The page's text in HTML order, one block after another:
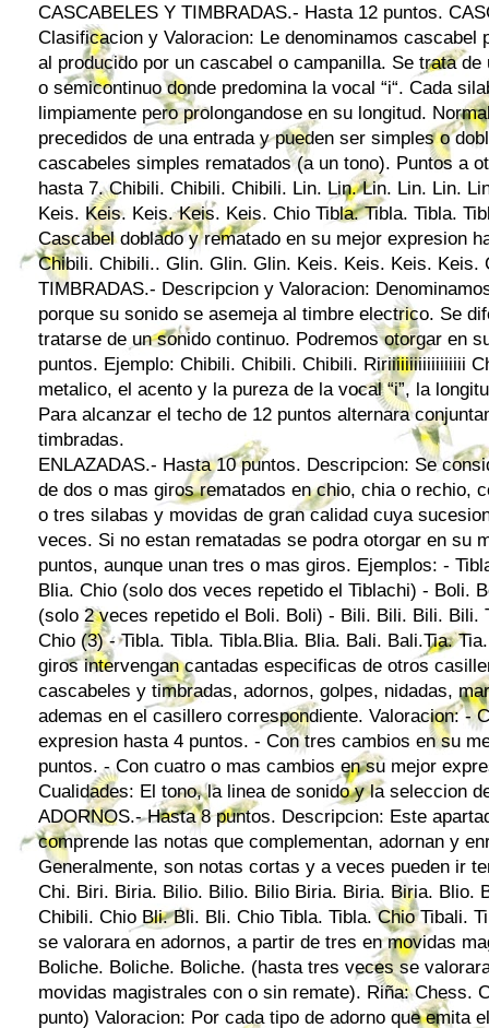
CASCABELES Y TIMBRADAS.- Hasta 12 puntos.
Clasificacion y Valoracion: Le denominamos cascabel
al producido por un cascabel o campanilla. Se trata
o semicontinuo donde predomina la vocal “i“. Cada
limpiamente pero prolongandose en su longitud.
precedidos de una entrada y pueden ser simples o
cascabeles simples rematados (a un tono). Puntos a
hasta 7. Chibili. Chibili. Chibili. Lin. Lin. Lin. Lin. Lin.
Keis. Keis. Keis. Keis. Keis. Chio Tibla. Tibla. Tibla.
Cascabel doblado y rematado en su mejor expresion
Chibili. Chibili.. Glin. Glin. Glin. Keis. Keis. Keis. Keis.
TIMBRADAS.- Descripcion y Valoracion:
porque su sonido se asemeja al timbre electrico. Se
tratarse de un sonido continuo. Podremos otorgar en
puntos. Ejemplo: Chibili. Chibili. Chibili. Ririiiiiiiiiiiiiiiiii
metalico, el acento y la pureza de la vocal “i”, la
Para alcanzar el techo de 12 puntos alternara
timbradas.
ENLAZADAS.- Hasta 10 puntos. Descripcion: Se
de dos o mas giros rematados en chio, chia o rechio,
o tres silabas y movidas de gran calidad cuya
veces. Si no estan rematadas se podra otorgar en su
puntos, aunque unan tres o mas giros. Ejemplos: -
Blia. Chio (solo dos veces repetido el Tiblachi) - Boli.
(solo 2 veces repetido el Boli. Boli) - Bili. Bili. Bili. Bili.
Chio (3) - Tibla. Tibla. Tibla.Blia. Blia. Bali. Bali.Tia.
giros intervengan cantadas especificas de otros
cascabeles y timbradas, adornos, golpes, nidadas,
ademas en el casillero correspondiente. Valoracion: -
expresion hasta 4 puntos. - Con tres cambios en su
puntos. - Con cuatro o mas cambios en su mejor
Cualidades: El tono, la linea de sonido y la seleccion
ADORNOS.- Hasta 8 puntos. Descripcion: Este
comprende las notas que complementan, adornan y
Generalmente, son notas cortas y a veces pueden ir
Chi. Biri. Biria. Bilio. Bilio. Bilio Biria. Biria. Biria. Blio.
Chibili. Chio Bli. Bli. Bli. Chio Tibla. Tibla. Chio Tibali.
se valorara en adornos, a partir de tres en movidas
Boliche. Boliche. Boliche. (hasta tres veces se
movidas magistrales con o sin remate). Riña: Chess.
punto) Valoracion: Por cada tipo de adorno que emita